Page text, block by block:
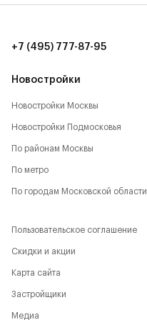
Новостройки
Новостройки Москвы
Новостройки Подмосковья
По районам Москвы
По метро
По городам Московской области
+7 (495) 777-87-95
Пользовательское соглашение
Скидки и акции
Карта сайта
Застройщики
Медиа